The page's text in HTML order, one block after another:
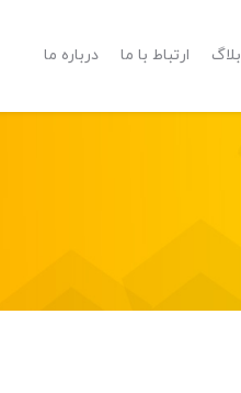
بلاگ ارتباط با ما درباره ما